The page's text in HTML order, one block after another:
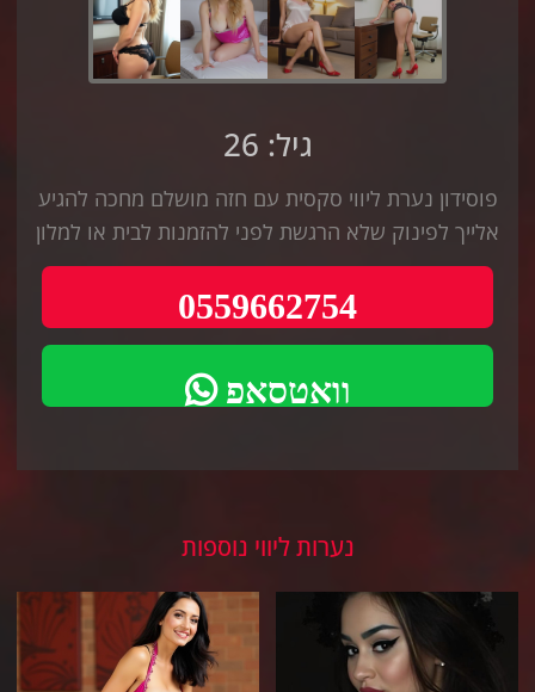
גיל: 26
פוסידון נערת ליווי סקסית עם חזה מושלם מחכה להגיע
אלייך לפינוק שלא הרגשת לפני להזמנות לבית או למלון
0559662754
וואטסאפ
נערות ליווי נוספות